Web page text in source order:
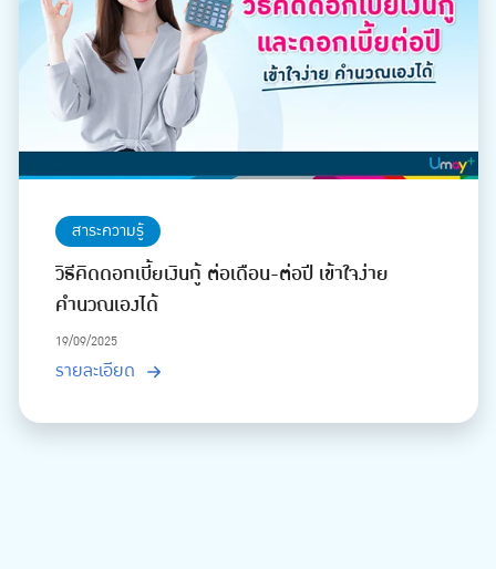
สาระความรู้
วิธีคิดดอกเบี้ยเงินกู้ ต่อเดือน-ต่อปี เข้าใจง่าย
คำนวณเองได้
19/09/2025
รายละเอียด